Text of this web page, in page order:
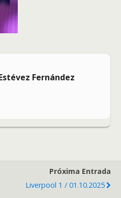
Fernández
Próxima Entrada
Liverpool 1 / 01.10.2025